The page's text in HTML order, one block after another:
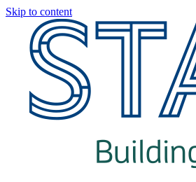
Skip to content